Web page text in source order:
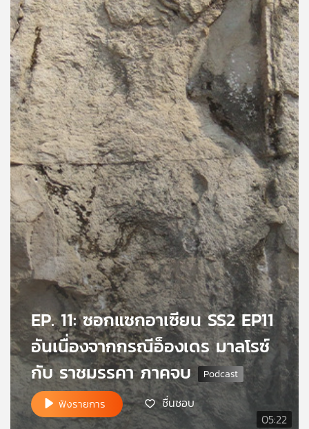
เพลง
บทความ
ข่าว
และ
กิจกรรม
เกี่ยว
กับ
เรา
เครือ
ข่าย
วิทยุ
ไทย
พี
บี
เอส
05:22
EP. 11: ซอกแซกอาเซียน SS2 EP11
อันเนื่องจากกรณีอ็องเดร มาลโรซ์
กับ ราชมรรคา ภาคจบ
ฟังรายการ ชื่นชอบ